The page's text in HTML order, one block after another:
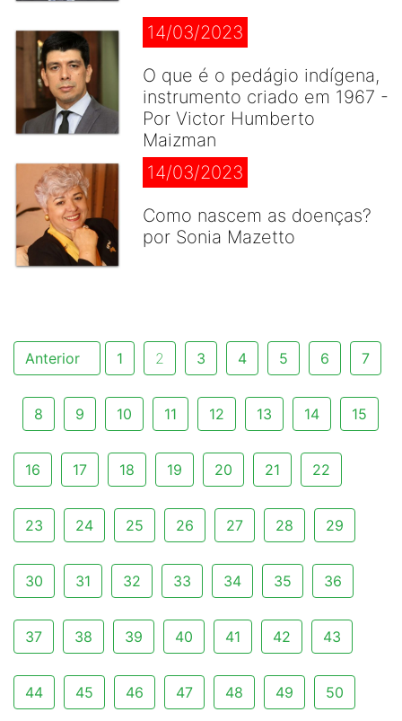
14/03/2023
O que é o pedágio indígena,
instrumento criado em 1967 -
Por Victor Humberto
Maizman
14/03/2023
Como nascem as doenças?
por Sonia Mazetto
Anterior 1 2 3 4 5 6 7
8 9 10 11 12 13 14 15
16 17 18 19 20 21 22
23 24 25 26 27 28 29
30 31 32 33 34 35 36
37 38 39 40 41 42 43
44 45 46 47 48 49 50